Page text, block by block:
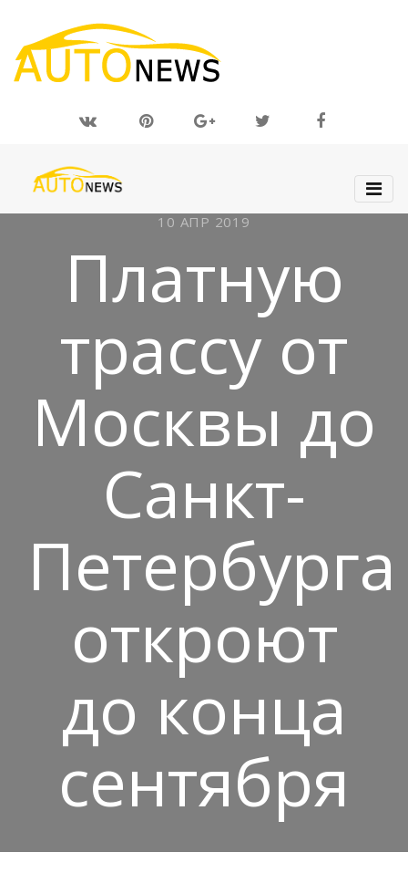
10 АПР 2019
Платную
трассу от
Москвы до
Санкт-
Петербурга
откроют
до конца
сентября